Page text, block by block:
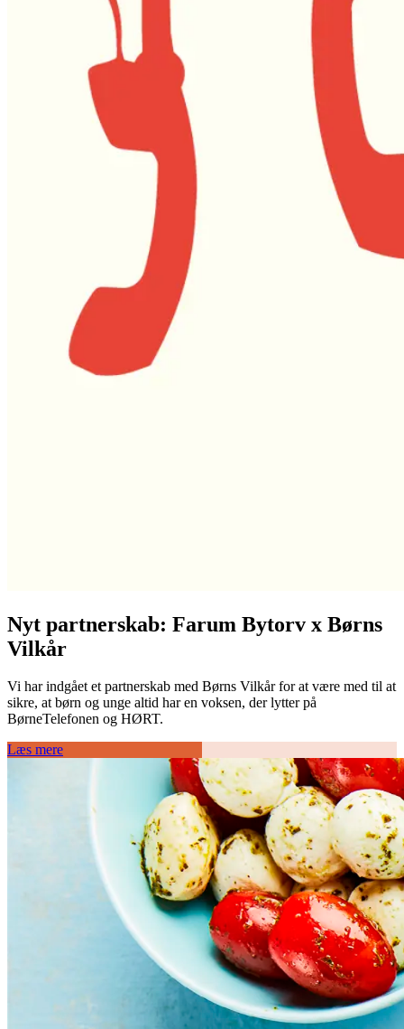
Nyt partnerskab: Farum Bytorv x Børns
Vilkår
Vi har indgået et partnerskab med Børns Vilkår for at være med til at
sikre, at børn og unge altid har en voksen, der lytter på
BørneTelefonen og HØRT.
Læs mere